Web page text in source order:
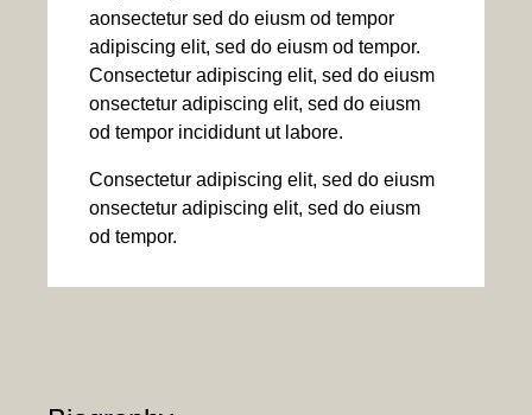
aonsectetur sed do eiusm od tempor
adipiscing elit, sed do eiusm od tempor.
Consectetur adipiscing elit, sed do eiusm
onsectetur adipiscing elit, sed do eiusm
od tempor incididunt ut labore.
Consectetur adipiscing elit, sed do eiusm
onsectetur adipiscing elit, sed do eiusm
od tempor.